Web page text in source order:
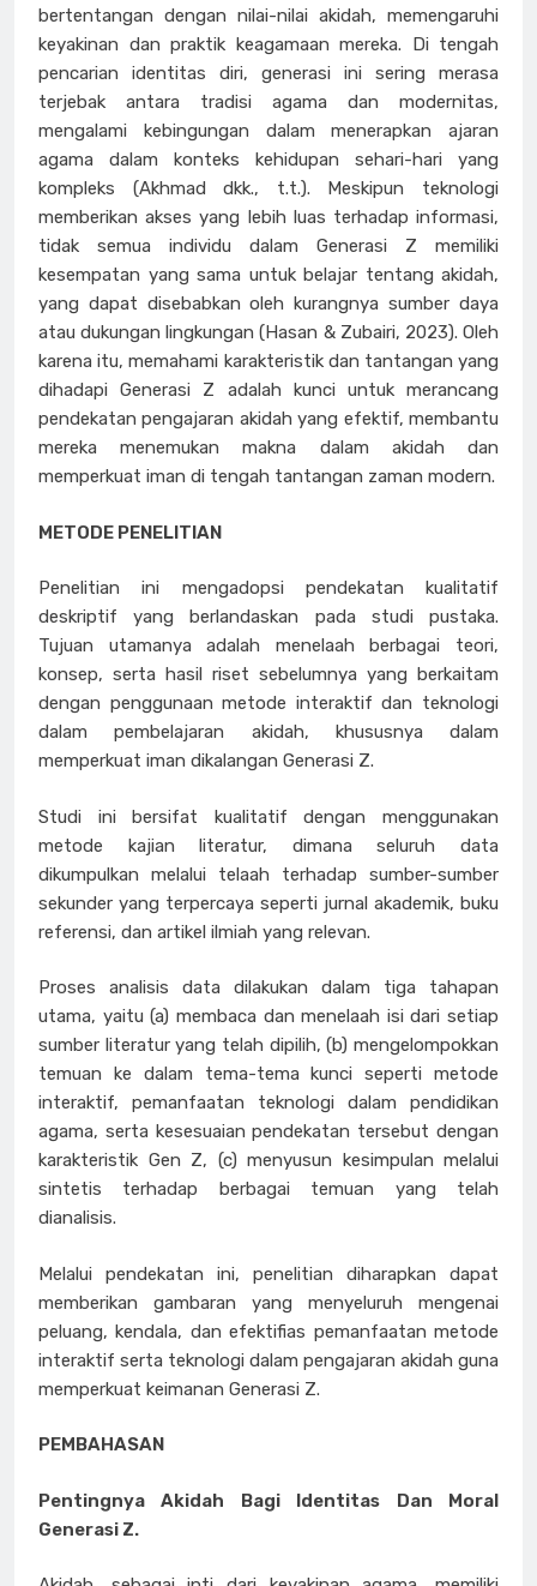
bertentangan dengan nilai-nilai akidah, memengaruhi
keyakinan dan praktik keagamaan mereka. Di tengah
pencarian identitas diri, generasi ini sering merasa
terjebak antara tradisi agama dan modernitas,
mengalami kebingungan dalam menerapkan ajaran
agama dalam konteks kehidupan sehari-hari yang
kompleks (Akhmad dkk., t.t.). Meskipun teknologi
memberikan akses yang lebih luas terhadap informasi,
tidak semua individu dalam Generasi Z memiliki
kesempatan yang sama untuk belajar tentang akidah,
yang dapat disebabkan oleh kurangnya sumber daya
atau dukungan lingkungan (Hasan & Zubairi, 2023). Oleh
karena itu, memahami karakteristik dan tantangan yang
dihadapi Generasi Z adalah kunci untuk merancang
pendekatan pengajaran akidah yang efektif, membantu
mereka menemukan makna dalam akidah dan
memperkuat iman di tengah tantangan zaman modern.
METODE PENELITIAN
Penelitian ini mengadopsi pendekatan kualitatif
deskriptif yang berlandaskan pada studi pustaka.
Tujuan utamanya adalah menelaah berbagai teori,
konsep, serta hasil riset sebelumnya yang berkaitam
dengan penggunaan metode interaktif dan teknologi
dalam pembelajaran akidah, khususnya dalam
memperkuat iman dikalangan Generasi Z.
Studi ini bersifat kualitatif dengan menggunakan
metode kajian literatur, dimana seluruh data
dikumpulkan melalui telaah terhadap sumber-sumber
sekunder yang terpercaya seperti jurnal akademik, buku
referensi, dan artikel ilmiah yang relevan.
Proses analisis data dilakukan dalam tiga tahapan
utama, yaitu (a) membaca dan menelaah isi dari setiap
sumber literatur yang telah dipilih, (b) mengelompokkan
temuan ke dalam tema-tema kunci seperti metode
interaktif, pemanfaatan teknologi dalam pendidikan
agama, serta kesesuaian pendekatan tersebut dengan
karakteristik Gen Z, (c) menyusun kesimpulan melalui
sintetis terhadap berbagai temuan yang telah
dianalisis.
Melalui pendekatan ini, penelitian diharapkan dapat
memberikan gambaran yang menyeluruh mengenai
peluang, kendala, dan efektifias pemanfaatan metode
interaktif serta teknologi dalam pengajaran akidah guna
memperkuat keimanan Generasi Z.
PEMBAHASAN
Pentingnya Akidah Bagi Identitas Dan Moral
Generasi Z.